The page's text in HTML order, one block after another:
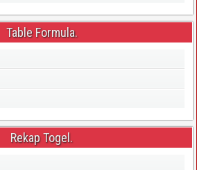
Table Formula.
Rekap Togel.